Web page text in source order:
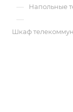
— Напольные
—
Шкаф